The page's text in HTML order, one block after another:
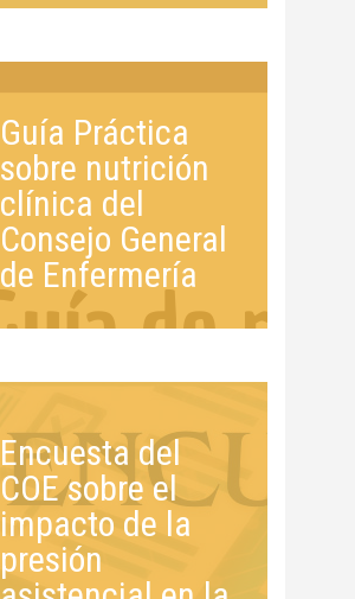
Guía Práctica
sobre nutrición
clínica del
Consejo General
de Enfermería
Encuesta del
COE sobre el
impacto de la
presión